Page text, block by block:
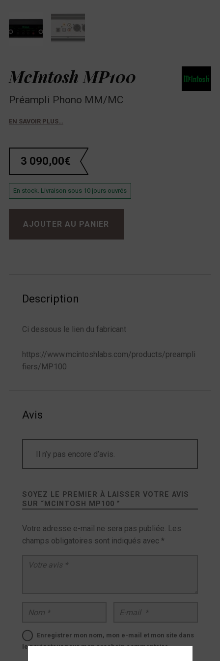
McIntosh MP100
Préampli Phono MM/MC
EN SAVOIR PLUS…
3 090,00€
En stock. Livraison sous 10 jours ouvrés
quantité de McIntosh MP100
AJOUTER AU PANIER
Description
Ci dessous le lien du fabricant
https://www.mcintoshlabs.com/products/preampli
fiers/MP100
Avis
Il n’y pas encore d’avis.
SOYEZ LE PREMIER À LAISSER VOTRE AVIS
SUR “ MCINTOSH MP100 ”
Votre adresse e-mail ne sera pas publiée. Les
champs obligatoires sont indiqués avec *
Enregistrer mon nom, mon e-mail et mon site dans
le navigateur pour mon prochain commentaire.